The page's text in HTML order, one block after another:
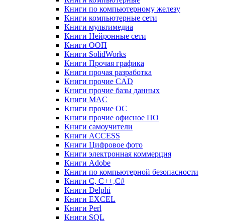
Книги по компьютерному железу
Книги компьютерные сети
Книги мультимедиа
Книги Нейронные сети
Книги ООП
Книги SolidWorks
Книги Прочая графика
Книги прочая разработка
Книги прочие CAD
Книги прочие базы данных
Книги MAC
Книги прочие ОС
Книги прочие офисное ПО
Книги самоучители
Книги ACCESS
Книги Цифровое фото
Книги электронная коммерция
Книги Adobe
Книги по компьютерной безопасности
Книги C, C++,С#
Книги Delphi
Книги EXCEL
Книги Perl
Книги SQL